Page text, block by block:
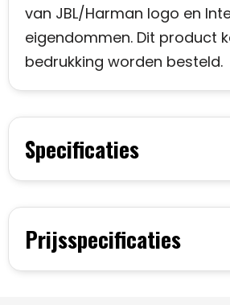
van JBL/Harman logo en
eigendommen. Dit product
bedrukking worden besteld.
Specificaties
Prijsspecificaties